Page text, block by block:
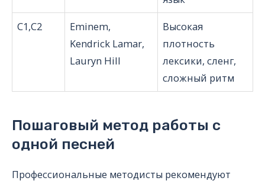
C1,C2
Eminem,
Kendrick Lamar,
Lauryn Hill
Высокая
плотность
лексики, сленг,
сложный ритм
Пошаговый метод работы с
одной песней
Профессиональные методисты рекомендуют